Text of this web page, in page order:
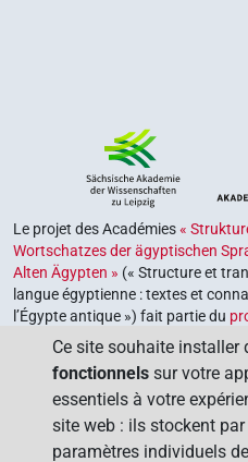
Le projet des Académies«
Wortschatzes der ägyptischen
Alten Ägypten » (« Structure et
langue égyptienne : textes et
l’Égypte antique ») fait partie du
le gouvernement fédéral et les
République fédérale d’Allemagne,
retrouver et explorer notre
coordonné par l’Union des
des lettres .
Ce site souhaite installer
fonctionnels sur votre
essentiels à votre
site web : ils stockent
paramètres individuels